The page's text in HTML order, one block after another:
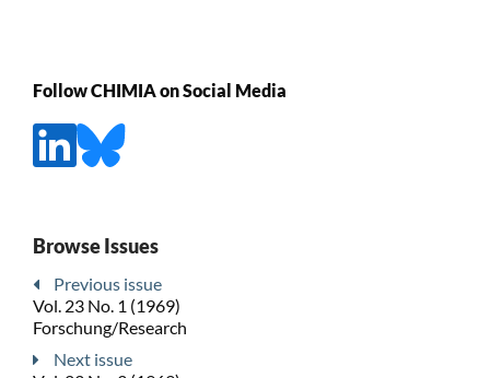
Follow CHIMIA on Social Media
Browse Issues
Previous issue
Vol. 23 No. 1 (1969)
Forschung/Research
Next issue